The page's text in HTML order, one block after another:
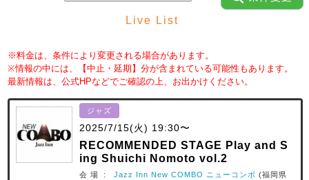
Live List
※料金は、条件により変更される場合があります。
※情報の中には、【中止・延期】分が含まれている可能性もあります。
最新情報は、公式HPなどでご確認の上、お出かけください。
ジャズ
2025/7/15(火) 19:30〜
RECOMMENDED STAGE Play and S
ing Shuichi Nomoto vol.2
会 場 : Jazz Inn New COMBO ニューコンボ (福岡県